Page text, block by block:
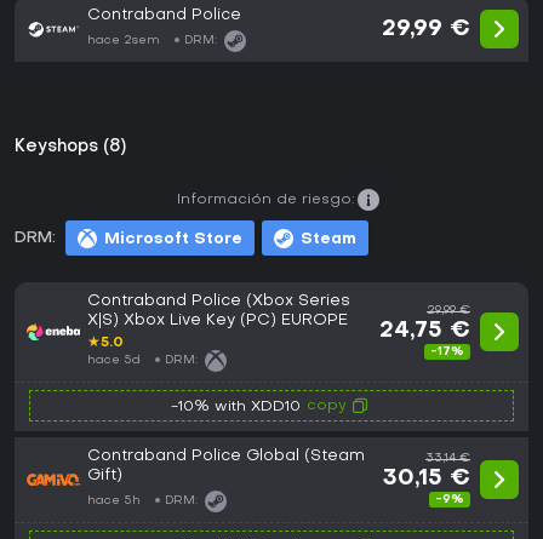
Contraband Police
hace 2sem DRM:
29,99 €
Keyshops (8)
DRM: Microsoft Store Steam
Información de riesgo:
Contraband Police (Xbox Series
X|S) Xbox Live Key (PC) EUROPE
★5.0
hace 5d DRM:
29,99 €
24,75 €
-17%
-10% with XDD10 copy
Contraband Police Global (Steam
Gift)
hace 5h DRM:
33,14 €
30,15 €
-9%